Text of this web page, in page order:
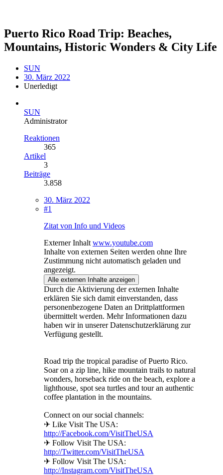
Puerto Rico Road Trip: Beaches,
Mountains, Historic Wonders & City Life
SUN
30. März 2022
Unerledigt
SUN
Administrator
Reaktionen
365
Artikel
3
Beiträge
3.858
30. März 2022
#1
Zitat von Info und Videos
Externer Inhalt www.youtube.com
Inhalte von externen Seiten werden ohne Ihre
Zustimmung nicht automatisch geladen und
angezeigt.
Alle externen Inhalte anzeigen
Durch die Aktivierung der externen Inhalte
erklären Sie sich damit einverstanden, dass
personenbezogene Daten an Drittplattformen
übermittelt werden. Mehr Informationen dazu
haben wir in unserer Datenschutzerklärung zur
Verfügung gestellt.
Road trip the tropical paradise of Puerto Rico.
Soar on a zip line, hike mountain trails to natural
wonders, horseback ride on the beach, explore a
lighthouse, spot sea turtles and tour an authentic
coffee plantation in the mountains.
Connect on our social channels:
✈ Like Visit The USA:
http://Facebook.com/VisitTheUSA
✈ Follow Visit The USA:
http://Twitter.com/VisitTheUSA
✈ Follow Visit The USA:
http://Instagram.com/VisitTheUSA